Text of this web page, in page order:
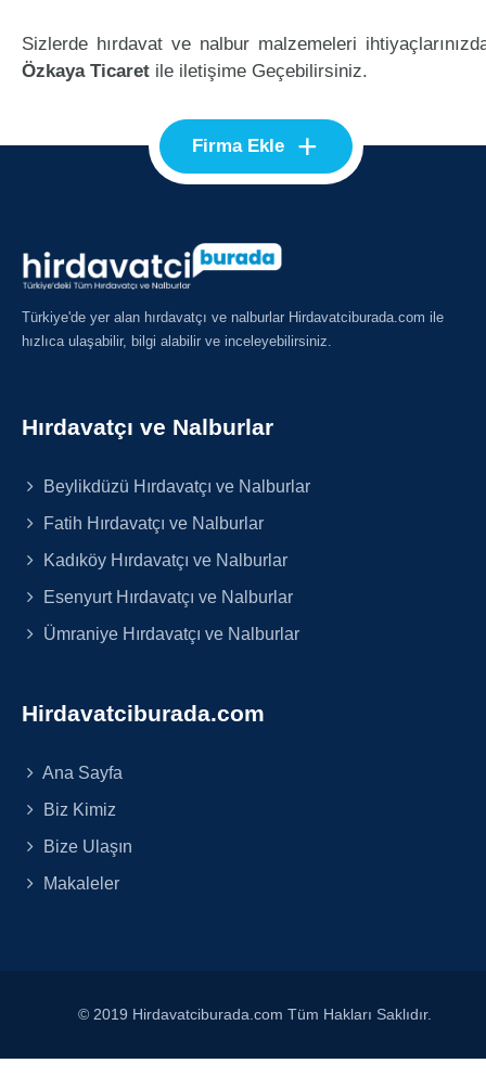
Sizlerde hırdavat ve nalbur malzemeleri
Özkaya Ticaret ile iletişime Geçebilirsiniz.
Firma Ekle +
Türkiye'de yer alan hırdavatçı ve nalburlar Hirdavatciburada.com ile
hızlıca ulaşabilir, bilgi alabilir ve inceleyebilirsiniz.
Hırdavatçı ve Nalburlar
Beylikdüzü Hırdavatçı ve Nalburlar
Fatih Hırdavatçı ve Nalburlar
Kadıköy Hırdavatçı ve Nalburlar
Esenyurt Hırdavatçı ve Nalburlar
Ümraniye Hırdavatçı ve Nalburlar
Hirdavatciburada.com
Ana Sayfa
Biz Kimiz
Bize Ulaşın
Makaleler
© 2019 Hirdavatciburada.com Tüm Hakları Saklıdır.